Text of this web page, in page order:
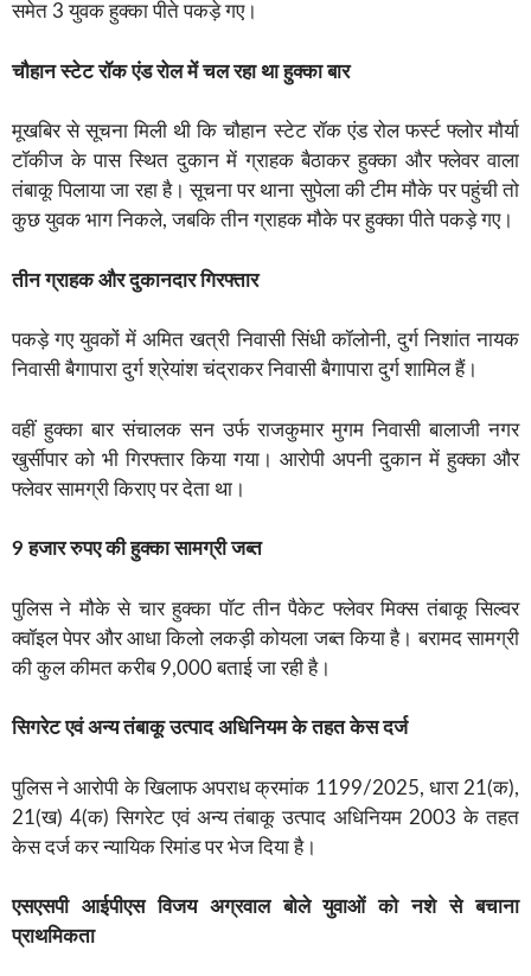
समेत 3 युवक हुक्का पीते पकड़े गए।
चौहान स्टेट रॉक एंड रोल में चल रहा था हुक्का बार
मूखबिर से सूचना मिली थी कि चौहान स्टेट रॉक एंड रोल फर्स्ट फ्लोर मौर्या
टॉकीज के पास स्थित दुकान में ग्राहक बैठाकर हुक्का और फ्लेवर वाला
तंबाकू पिलाया जा रहा है। सूचना पर थाना सुपेला की टीम मौके पर पहुंची तो
कुछ युवक भाग निकले, जबकि तीन ग्राहक मौके पर हुक्का पीते पकड़े गए।
तीन ग्राहक और दुकानदार गिरफ्तार
पकड़े गए युवकों में अमित खत्री निवासी सिंधी कॉलोनी, दुर्ग निशांत नायक
निवासी बैगापारा दुर्ग श्रेयांश चंद्राकर निवासी बैगापारा दुर्ग शामिल हैं।
वहीं हुक्का बार संचालक सन उर्फ राजकुमार मुगम निवासी बालाजी नगर
खुर्सीपार को भी गिरफ्तार किया गया। आरोपी अपनी दुकान में हुक्का और
फ्लेवर सामग्री किराए पर देता था।
9 हजार रुपए की हुक्का सामग्री जब्त
पुलिस ने मौके से चार हुक्का पॉट तीन पैकेट फ्लेवर मिक्स तंबाकू सिल्वर
क्वॉइल पेपर और आधा किलो लकड़ी कोयला जब्त किया है। बरामद सामग्री
की कुल कीमत करीब 9,000 बताई जा रही है।
सिगरेट एवं अन्य तंबाकू उत्पाद अधिनियम के तहत केस दर्ज
पुलिस ने आरोपी के खिलाफ अपराध क्रमांक 1199/2025, धारा 21(क),
21(ख) 4(क) सिगरेट एवं अन्य तंबाकू उत्पाद अधिनियम 2003 के तहत
केस दर्ज कर न्यायिक रिमांड पर भेज दिया है।
एसएसपी आईपीएस विजय अग्रवाल बोले युवाओं को नशे से बचाना
प्राथमिकता